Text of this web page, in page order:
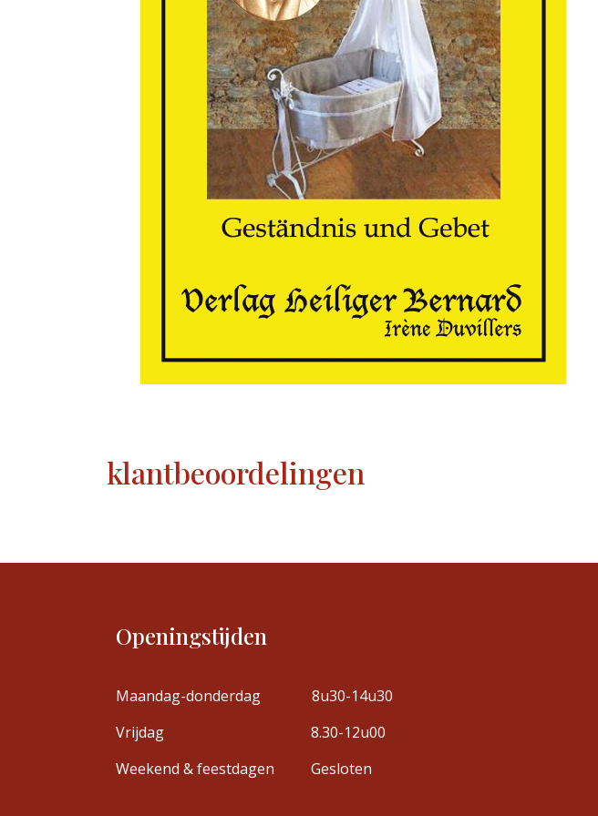
klantbeoordelingen
Openingstijden
Maandag-donderdag
8u30-14u30
Vrijdag
8.30-12u00
Weekend & feestdagen
Gesloten